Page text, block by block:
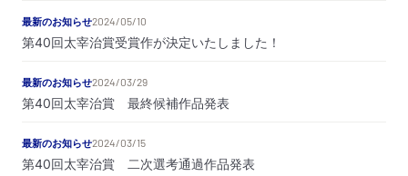
最新のお知らせ2024/05/10
第40回太宰治賞受賞作が決定いたしました！
最新のお知らせ2024/03/29
第40回太宰治賞 最終候補作品発表
最新のお知らせ2024/03/15
第40回太宰治賞 二次選考通過作品発表